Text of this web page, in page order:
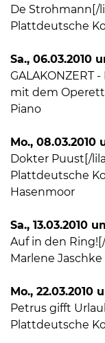
De Strohmann[/
Plattdeutsche
Sa., 06.03.2010
GALAKONZERT
mit dem
Piano
Mo., 08.03.2010
Dokter Puust[/
Plattdeutsche
Hasenmoor
Sa., 13.03.2010
Auf in den
Marlene
Mo., 22.03.2010
Petrus gifft
Plattdeutsche